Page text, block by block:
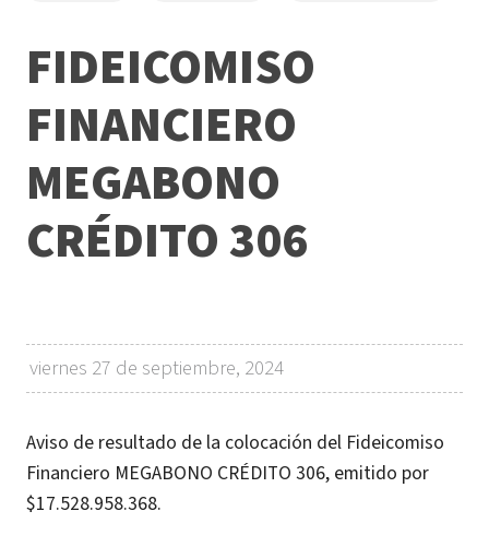
FIDEICOMISO
FINANCIERO
MEGABONO
CRÉDITO 306
viernes 27 de septiembre, 2024
Aviso de resultado de la colocación del Fideicomiso
Financiero MEGABONO CRÉDITO 306, emitido por
$17.528.958.368.